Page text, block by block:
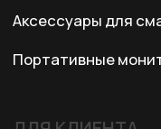
Ежедневно с 10:00 до 19:00